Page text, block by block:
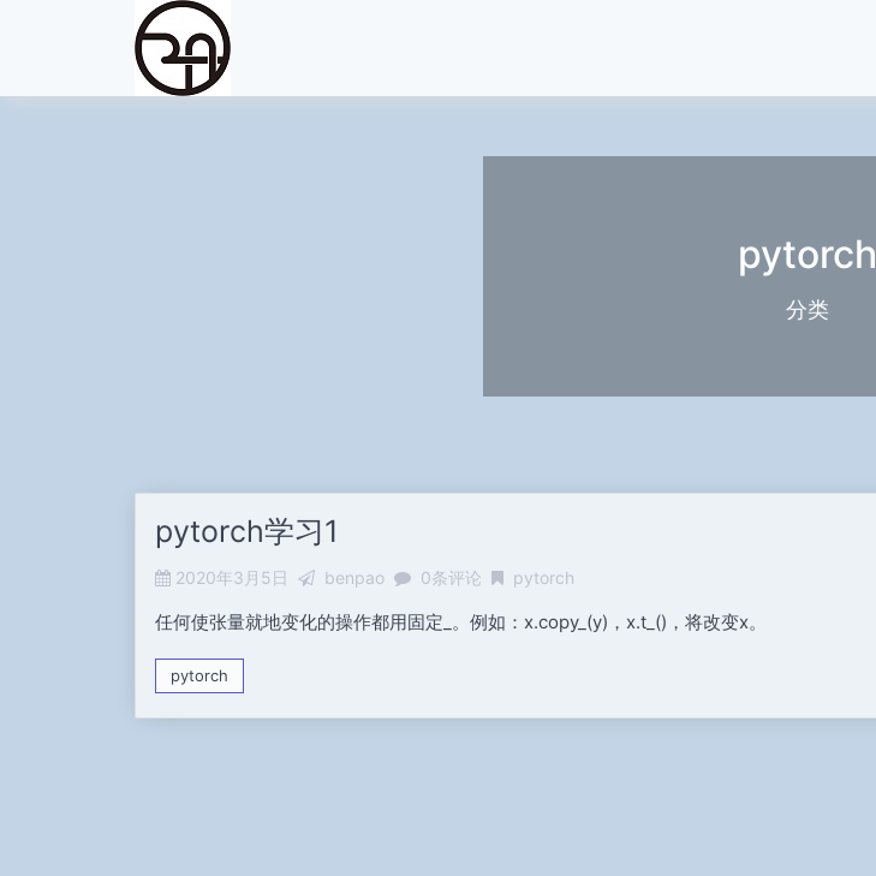
pytorch
分类
pytorch学习1
2020年3月5日 benpao 0条评论 pytorch
任何使张量就地变化的操作都用固定_。例如：x.copy_(y)，x.t_()，将改变x。
pytorch